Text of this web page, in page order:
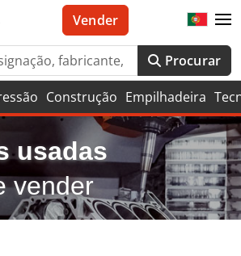
Procurar
Vender
Construção Empilhadeira
usadas
vender